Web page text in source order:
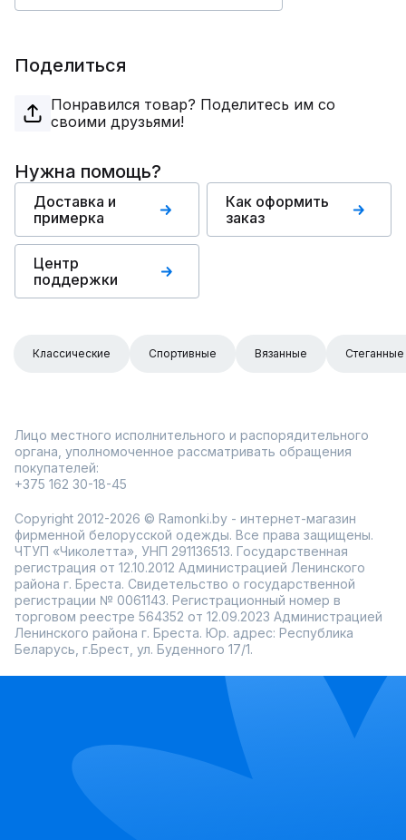
Поделиться
Понравился товар? Поделитесь им со
своими друзьями!
Нужна помощь?
Доставка и
примерка
Как оформить
заказ
Центр
поддержки
Классические Спортивные Вязанные Стеганные
Лицо местного исполнительного и распорядительного
органа, уполномоченное рассматривать обращения
покупателей:
+375 162 30-18-45
Copyright 2012-2026 © Ramonki.by - интернет-магазин
фирменной белорусской одежды. Все права защищены.
ЧТУП «Чиколетта», УНП 291136513. Государственная
регистрация от 12.10.2012 Администрацией Ленинского
района г. Бреста. Свидетельство о государственной
регистрации № 0061143. Регистрационный номер в
торговом реестре 564352 от 12.09.2023 Администрацией
Ленинского района г. Бреста. Юр. адрес: Республика
Беларусь, г.Брест, ул. Буденного 17/1.